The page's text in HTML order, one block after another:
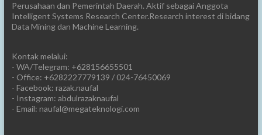
Perusahaan dan Pemerintah Daerah. Aktif sebagai Anggota
Intelligent Systems Research Center.Research interest di bidang
Data Mining dan Machine Learning.
Kontak melalui:
- WA/Telegram: +628156655501
- Office: +6282227779139 / 024-76450069
- Facebook: razak.naufal
- Instagram: abdulrazaknaufal
- Email: naufal@megateknologi.com